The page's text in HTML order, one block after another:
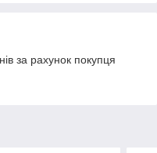
за рахунок покупця